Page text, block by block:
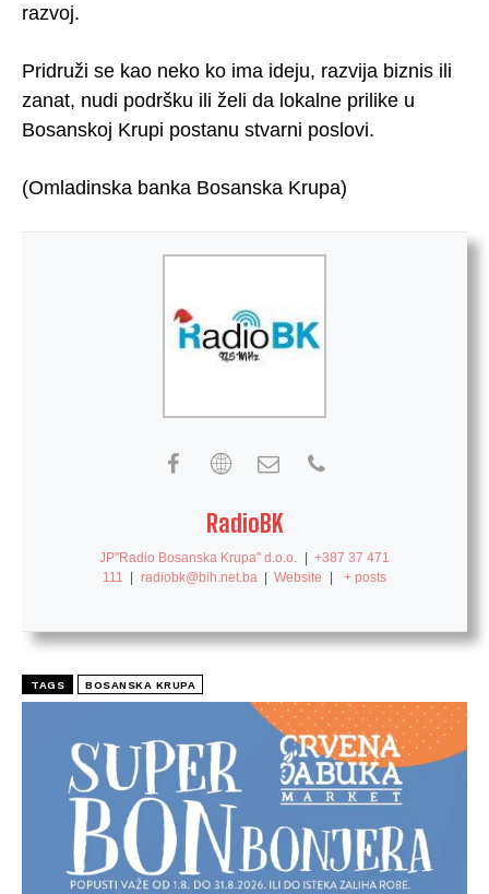
razvoj.
Pridruži se kao neko ko ima ideju, razvija biznis ili
zanat, nudi podršku ili želi da lokalne prilike u
Bosanskoj Krupi postanu stvarni poslovi.
(Omladinska banka Bosanska Krupa)
RadioBK
JP"Radio Bosanska Krupa" d.o.o. | +387 37 471
111
| radiobk@bih.net.ba | Website | + posts
TAGS BOSANSKA KRUPA